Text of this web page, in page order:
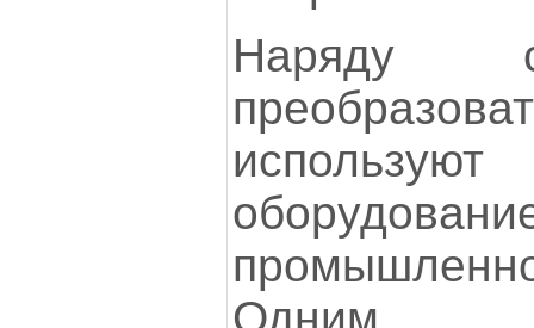
Наряду